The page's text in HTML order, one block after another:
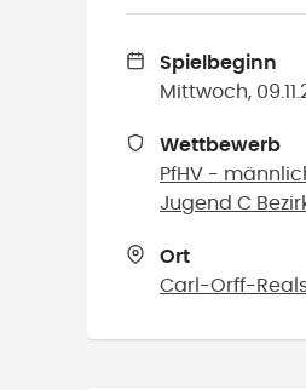
Spielbeginn
Mittwoch,
Wettbewerb
PfHV -
Jugend C
Ort
Carl-Orff-